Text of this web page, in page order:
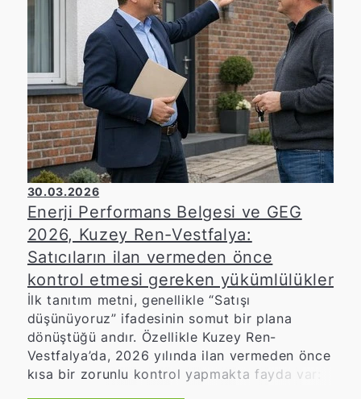
30.03.2026
Enerji Performans Belgesi ve GEG
2026, Kuzey Ren-Vestfalya:
Satıcıların ilan vermeden önce
kontrol etmesi gereken yükümlülükler
İlk tanıtım metni, genellikle “Satışı
düşünüyoruz” ifadesinin somut bir plana
dönüştüğü andır. Özellikle Kuzey Ren-
Vestfalya’da, 2026 yılında ilan vermeden önce
kısa bir zorunlu kontrol yapmakta fayda var: